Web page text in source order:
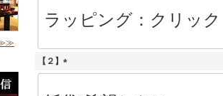
≫≫
須
【２】
(